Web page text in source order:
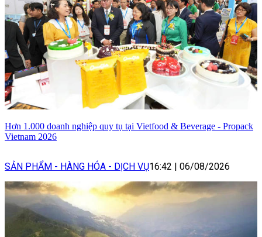
Hơn 1.000 doanh nghiệp quy tụ tại Vietfood & Beverage - Propack
Vietnam 2026
SẢN PHẨM - HÀNG HÓA - DỊCH VỤ16:42 | 06/08/2026